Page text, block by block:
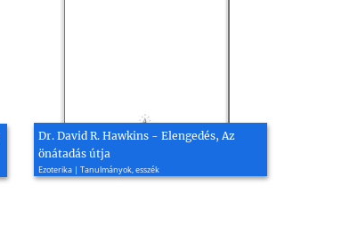
Dr. David R. Hawkins - Elengedés, Az
önátadás útja
Ezoterika | Tanulmányok, esszék